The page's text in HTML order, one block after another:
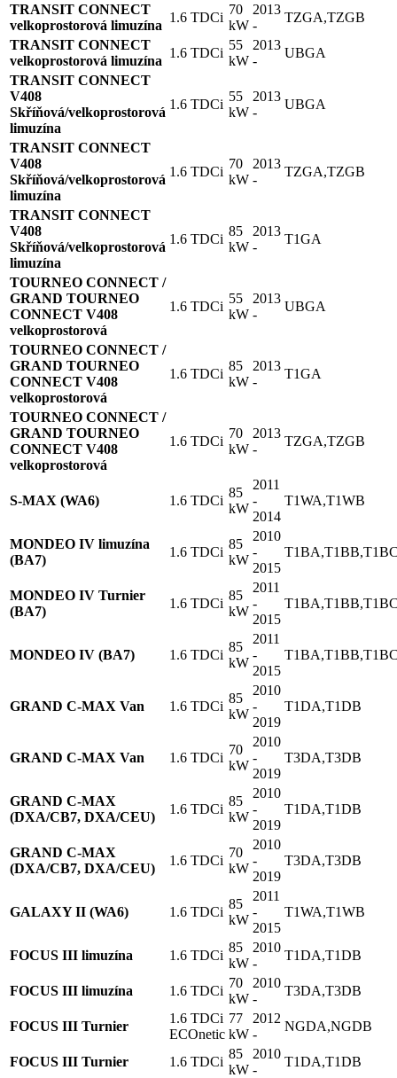
TRANSIT CONNECT
velkoprostorová limuzína
1.6 TDCi
70
kW
2013
-
TZGA,TZGB
TRANSIT CONNECT
velkoprostorová limuzína
1.6 TDCi
55
kW
2013
-
UBGA
TRANSIT CONNECT
V408
Skříňová/velkoprostorová
limuzína
1.6 TDCi
55
kW
2013
-
UBGA
TRANSIT CONNECT
V408
Skříňová/velkoprostorová
limuzína
1.6 TDCi
70
kW
2013
-
TZGA,TZGB
TRANSIT CONNECT
V408
Skříňová/velkoprostorová
limuzína
1.6 TDCi
85
kW
2013
-
T1GA
TOURNEO CONNECT /
GRAND TOURNEO
CONNECT V408
velkoprostorová
1.6 TDCi
55
kW
2013
-
UBGA
TOURNEO CONNECT /
GRAND TOURNEO
CONNECT V408
velkoprostorová
1.6 TDCi
85
kW
2013
-
T1GA
TOURNEO CONNECT /
GRAND TOURNEO
CONNECT V408
velkoprostorová
1.6 TDCi
70
kW
2013
-
TZGA,TZGB
S-MAX (WA6) 1.6 TDCi
85
kW
2011
-
2014
T1WA,T1WB
MONDEO IV limuzína
(BA7)
1.6 TDCi
85
kW
2010
-
2015
MONDEO IV Turnier
(BA7)
1.6 TDCi
85
kW
2011
-
2015
MONDEO IV (BA7) 1.6 TDCi
85
kW
2011
-
2015
GRAND C-MAX Van 1.6 TDCi
85
kW
2010
-
2019
T1DA,T1DB
GRAND C-MAX Van 1.6 TDCi
70
kW
2010
-
2019
T3DA,T3DB
GRAND C-MAX
(DXA/CB7, DXA/CEU)
1.6 TDCi
85
kW
2010
-
2019
T1DA,T1DB
GRAND C-MAX
(DXA/CB7, DXA/CEU)
1.6 TDCi
70
kW
2010
-
2019
T3DA,T3DB
GALAXY II (WA6) 1.6 TDCi
85
kW
2011
-
2015
T1WA,T1WB
FOCUS III limuzína 1.6 TDCi
85
kW
2010
-
T1DA,T1DB
FOCUS III limuzína 1.6 TDCi
70
kW
2010
-
T3DA,T3DB
FOCUS III Turnier
1.6 TDCi
ECOnetic
77
kW
2012
-
NGDA,NGDB
FOCUS III Turnier 1.6 TDCi
85
kW
2010
-
T1DA,T1DB